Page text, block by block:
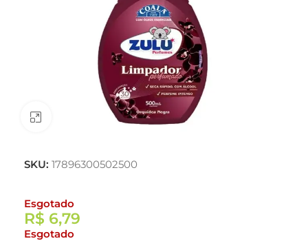
Clique para ampliar
SKU: 17896300502500
Esgotado
R$ 6,79
Esgotado